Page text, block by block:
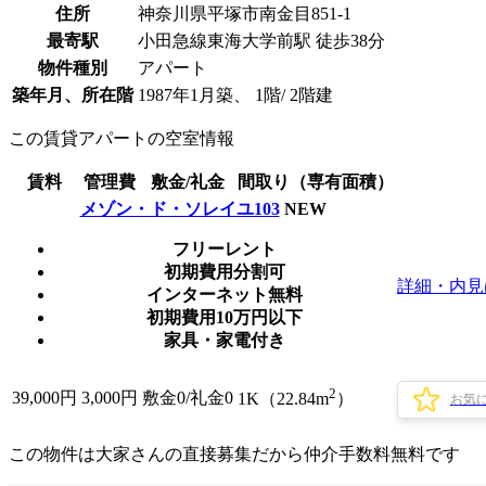
住所
神奈川県平塚市南金目851-1
最寄駅
小田急線東海大学前駅 徒歩38分
物件種別
アパート
築年月、所在階 1987年1月築、 1階/ 2階建
この賃貸アパートの空室情報
賃料 管理費 敷金/礼金
間取り（専有面積）
メゾン・ド・ソレイユ103 NEW
フリーレント
初期費用分割可
インターネット無料
初期費用10万円以下
家具・家電付き
詳細・内
39,000円 3,000円 敷金0/礼金0 1K（22.84m2 ） お気
この物件は大家さんの直接募集だから仲介手数料無料です